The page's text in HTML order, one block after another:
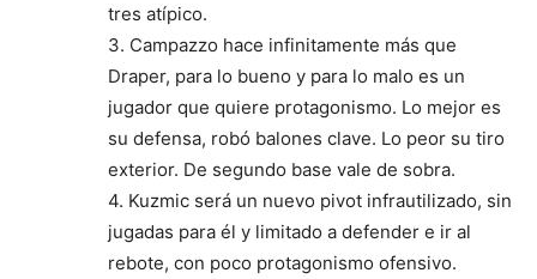
tres atípico.
3. Campazzo hace infinitamente más que
Draper, para lo bueno y para lo malo es un
jugador que quiere protagonismo. Lo mejor es
su defensa, robó balones clave. Lo peor su tiro
exterior. De segundo base vale de sobra.
4. Kuzmic será un nuevo pivot infrautilizado, sin
jugadas para él y limitado a defender e ir al
rebote, con poco protagonismo ofensivo.